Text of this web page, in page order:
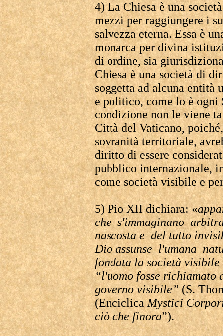
4) La Chiesa è una
mezzi per raggiungere i
salvezza eterna. Essa è
monarca per divina
di ordine, sia
Chiesa è una società di
soggetta ad alcuna entità
e politico, come lo è ogni
condizione non le viene
Città del Vaticano,
sovranità territoriale,
diritto di essere
pubblico internazionale,
come società visibile e
5) Pio XII dichiara: «
che s'immaginano
nascosta e del tutto
Dio assunse l'umana
fondata la società
“l'uomo fosse
governo visibile”(S.
(EnciclicaMystici
ciò che finora”).